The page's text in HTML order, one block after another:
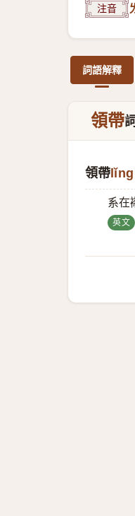
注音
詞語解釋
領帶
領帶
系在
英文